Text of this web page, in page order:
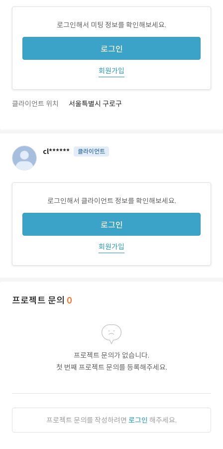
로그인해서 미팅 정보를 확인해보세요.
로그인
회원가입
클라이언트 위치 서울특별시 구로구
cl****** 클라이언트
로그인해서 클라이언트 정보를 확인해보세요.
로그인
회원가입
프로젝트 문의 0
프로젝트 문의가 없습니다.
첫 번째 프로젝트 문의를 등록해주세요.
프로젝트 문의를 작성하려면 로그인 해주세요.